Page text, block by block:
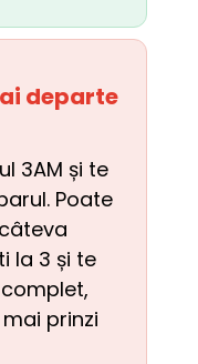
departe
3AM și te
Poate
la 3 și te
prinzi